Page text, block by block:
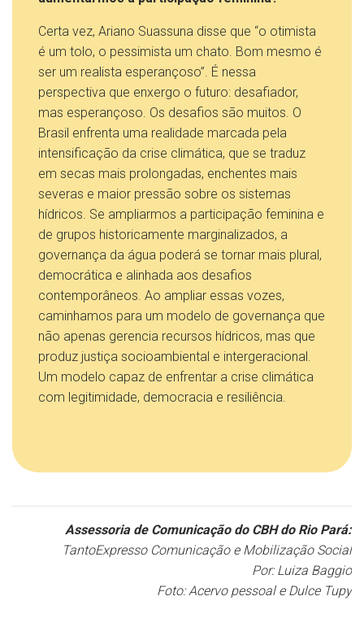
Certa vez, Ariano Suassuna disse que “o otimista
é um tolo, o pessimista um chato. Bom mesmo é
ser um realista esperançoso”. É nessa
perspectiva que enxergo o futuro: desafiador,
mas esperançoso. Os desafios são muitos. O
Brasil enfrenta uma realidade marcada pela
intensificação da crise climática, que se traduz
em secas mais prolongadas, enchentes mais
severas e maior pressão sobre os sistemas
hídricos. Se ampliarmos a participação feminina e
de grupos historicamente marginalizados, a
governança da água poderá se tornar mais plural,
democrática e alinhada aos desafios
contemporâneos. Ao ampliar essas vozes,
caminhamos para um modelo de governança que
não apenas gerencia recursos hídricos, mas que
produz justiça socioambiental e intergeracional.
Um modelo capaz de enfrentar a crise climática
com legitimidade, democracia e resiliência.
Assessoria de Comunicação do CBH do Rio Pará:
TantoExpresso Comunicação e Mobilização Social
Por: Luiza Baggio
Foto: Acervo pessoal e Dulce Tupy